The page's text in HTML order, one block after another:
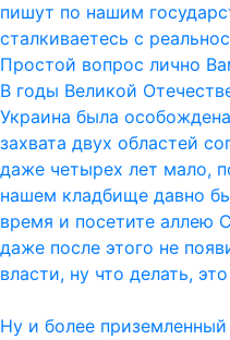
пишут по нашим
сталкиваетесь с
Простой вопрос лично
В годы Великой
Украина была
захвата двух областей
даже четырех лет мало,
нашем кладбище давно
время и посетите аллею
даже после этого не
власти, ну что делать,
Ну и более